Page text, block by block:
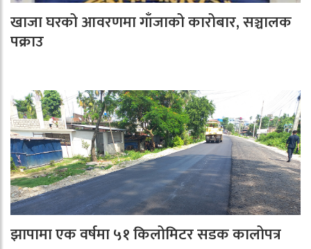
खाजा घरको आवरणमा गाँजाको कारोबार, सञ्चालक
पक्राउ
झापामा एक वर्षमा ५१ किलोमिटर सडक कालोपत्र